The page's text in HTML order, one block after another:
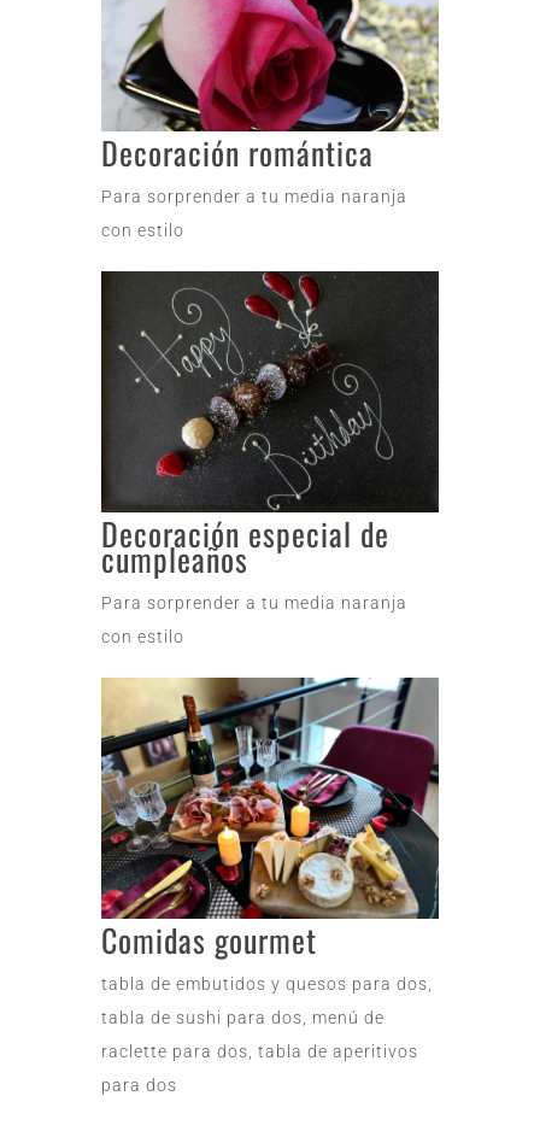
Decoración romántica
Para sorprender a tu media naranja
con estilo
Decoración especial de
cumpleaños
Para sorprender a tu media naranja
con estilo
Comidas gourmet
tabla de embutidos y quesos para dos,
tabla de sushi para dos, menú de
raclette para dos, tabla de aperitivos
para dos